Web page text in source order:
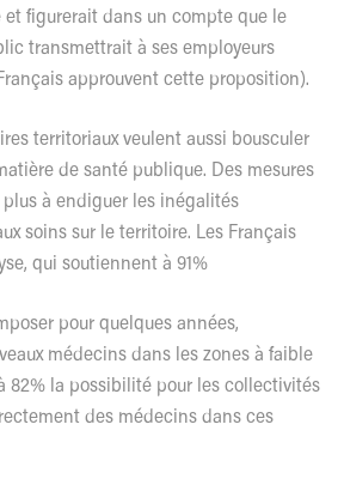
et figurerait dans un compte que le
transmettrait à ses employeurs
approuvent cette proposition).
territoriaux veulent aussi bousculer
de santé publique. Des mesures
à endiguer les inégalités
soins sur le territoire. Les Français
qui soutiennent à 91%
pour quelques années,
médecins dans les zones à faible
82% la possibilité pour les collectivités
des médecins dans ces